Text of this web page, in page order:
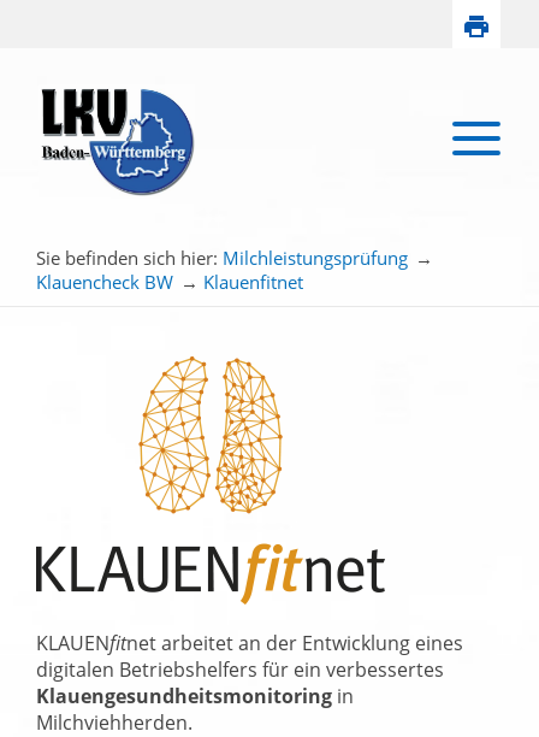
Sie befinden sich hier: Milchleistungsprüfung →
Klauencheck BW → Klauenfitnet
KLAUENfitnet arbeitet an der Entwicklung eines
digitalen Betriebshelfers für ein verbessertes
Klauengesundheitsmonitoring in
Milchviehherden.